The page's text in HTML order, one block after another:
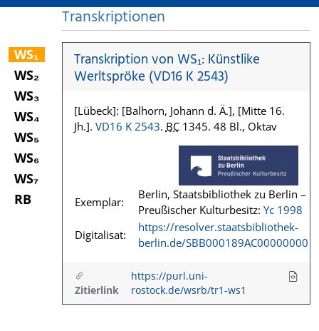
WS₁
WS₂
WS₃
WS₄
WS₅
WS₆
WS₇
RB
Transkriptionen
Transkription von WS₁: Künstlike
Werltspröke (VD16 K 2543)
[Lübeck]: [Balhorn, Johann d. Ä.], [Mitte 16.
Jh.]. VD16 K 2543. BC1345. 48 Bl., Oktav
Exemplar:
Berlin, Staatsbibliothek zu Berlin –
Preußischer Kulturbesitz: Yc 1998
Digitalisat:
https://resolver.staatsbibliothek-
berlin.de/SBB000189AC00000000
Zitierlink
https://purl.uni-
rostock.de/wsrb/tr1-ws1